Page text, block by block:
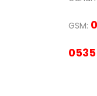
GSM: